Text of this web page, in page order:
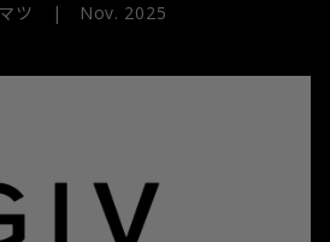
ツ | Nov. 2025